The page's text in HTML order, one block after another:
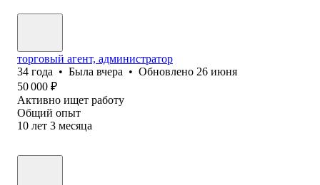
торговый агент, администратор
34 года • Была вчера • Обновлено 26 июня
50 000 ₽
Активно ищет работу
Общий опыт
10 лет 3 месяца